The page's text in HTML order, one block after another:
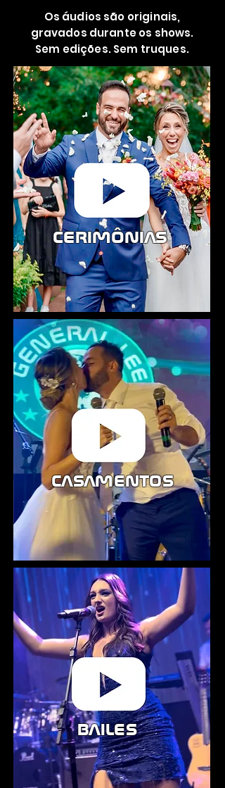
Os áudios são originais,
gravados durante os shows.
Sem edições. Sem truques.
cerimônias
casamentos
bailes